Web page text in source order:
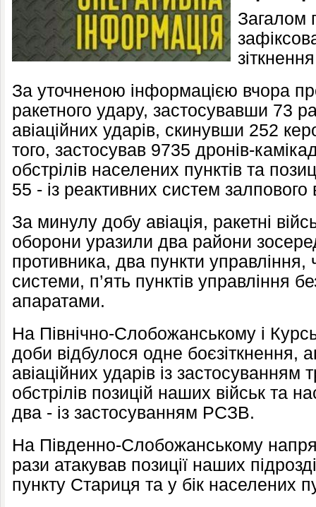
Загалом
За уточненою інформацією вчора
ракетного удару, застосувавши 73
авіаційних ударів, скинувши 252
того, застосував 9735 дронів-
обстрілів населених пунктів та
55 - із реактивних систем залпового
За минулу добу авіація, ракетні
оборони уразили два райони
противника, два пункти управління,
системи, п’ять пунктів управління
апаратами.
На Північно-Слобожанському і
доби відбулося одне боєзіткнення,
авіаційних ударів із застосуванням
обстрілів позицій наших військ та
два - із застосуванням РСЗВ.
На Південно-Слобожанському
рази атакував позиції наших
пункту Стариця та у бік населених